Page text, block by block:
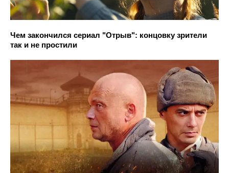
Чем закончился сериал "Отрыв": концовку зрители
так и не простили